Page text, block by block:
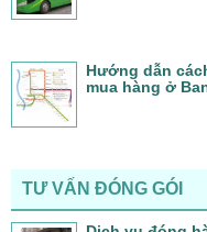
Hướng dẫn
mua hàng ở
TƯ VẤN ĐÓNG GÓI